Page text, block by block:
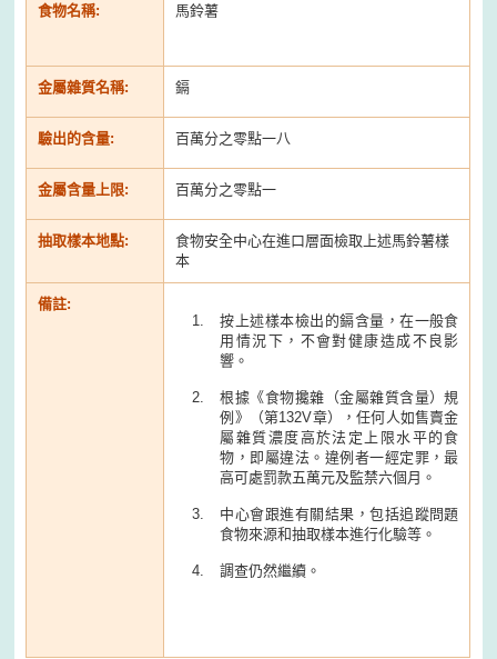
食物名稱: 馬鈴薯
金屬雜質名稱: 鎘
驗出的含量: 百萬分之零點一八
金屬含量上限: 百萬分之零點一
抽取樣本地點:
食物安全中心在進口層面檢取上述馬鈴薯樣
本
備註:
按上述樣本檢出的鎘含量，在一般食
用情況下，不會對健康造成不良影
響。
根據《食物攙雜（金屬雜質含量）規
例》（第132V章），任何人如售賣金
屬雜質濃度高於法定上限水平的食
物，即屬違法。違例者一經定罪，最
高可處罰款五萬元及監禁六個月。
中心會跟進有關結果，包括追蹤問題
食物來源和抽取樣本進行化驗等。
調查仍然繼續。